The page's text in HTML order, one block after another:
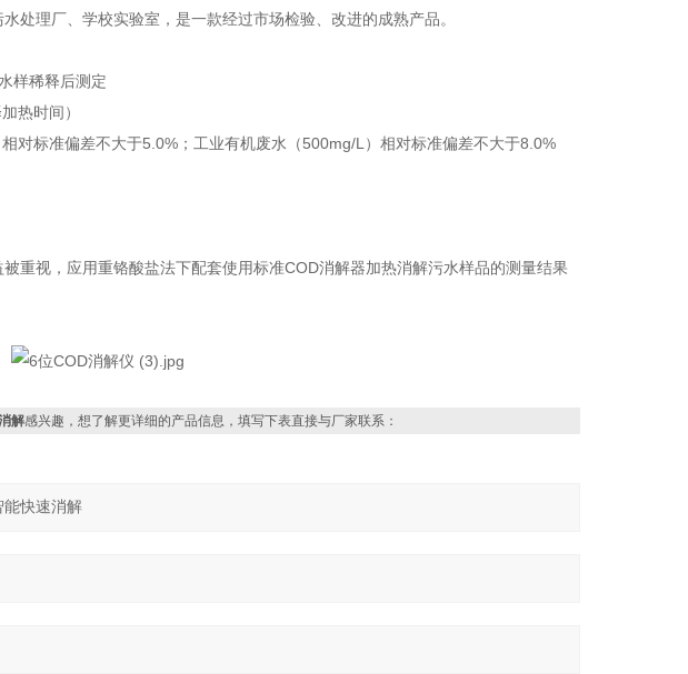
处理厂、学校实验室，是一款经过市场检验、改进的成熟产品。
样稀释后测定
热时间）
对标准偏差不大于5.0%；工业有机废水（500mg/L）相对标准偏差不大于8.0%
重视，应用重铬酸盐法下配套使用标准COD消解器加热消解污水样品的测量结果
解感兴趣，想了解更详细的产品信息，填写下表直接与厂家联系：